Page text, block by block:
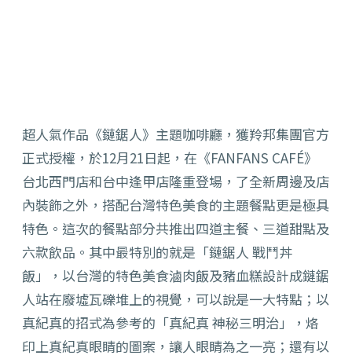
超人氣作品《鏈鋸人》主題咖啡廳，獲羚邦集團官方
正式授權，於12月21日起，在《FANFANS CAFÉ》
台北西門店和台中逢甲店隆重登場，了全新周邊及店
內裝飾之外，搭配台灣特色美食的主題餐點更是極具
特色。這次的餐點部分共推出四道主餐、三道甜點及
六款飲品。其中最特別的就是「鏈鋸人 戰鬥丼
飯」，以台灣的特色美食滷肉飯及豬血糕設計成鏈鋸
人站在廢墟瓦礫堆上的視覺，可以說是一大特點；以
真紀真的招式為參考的「真紀真 神秘三明治」，烙
印上真紀真眼睛的圖案，讓人眼睛為之一亮；還有以